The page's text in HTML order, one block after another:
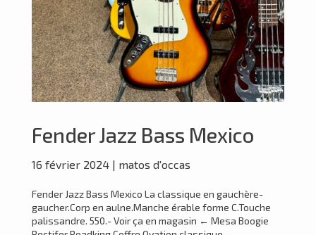
Fender Jazz Bass Mexico
16 février 2024| matos d'occas
Fender Jazz Bass Mexico La classique en gauchère-
gaucher.Corp en aulne.Manche érable forme C.Touche
palissandre. 550.- Voir ça en magasin ← Mesa Boogie